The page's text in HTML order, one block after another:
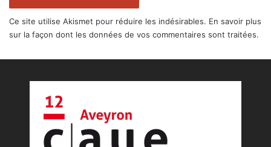
Ce site utilise Akismet pour réduire les indésirables. En savoir plus
sur la façon dont les données de vos commentaires sont traitées.